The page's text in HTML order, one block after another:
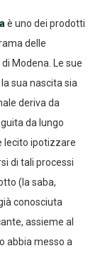
è uno dei prodotti
delle
Modena. Le sue
sua nascita sia
deriva da
da lungo
lecito ipotizzare
di tali processi
(la saba,
conosciuta
assieme al
abbia messo a